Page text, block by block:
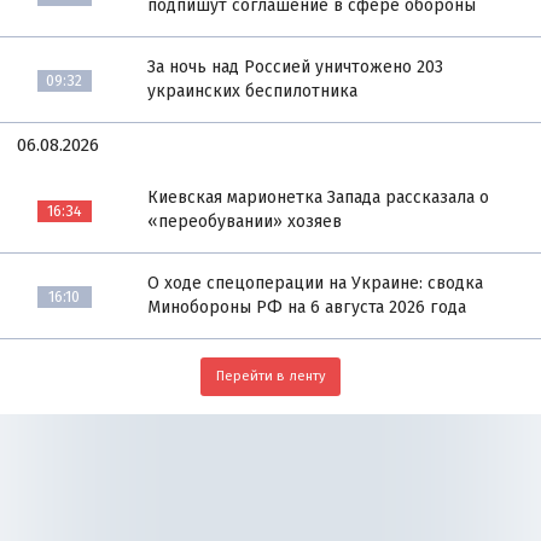
подпишут соглашение в сфере обороны
09:32
За ночь над Россией уничтожено 203
украинских беспилотника
06.08.2026
16:34
Киевская марионетка Запада рассказала о
«переобувании» хозяев
16:10
О ходе спецоперации на Украине: сводка
Минобороны РФ на 6 августа 2026 года
Перейти в ленту